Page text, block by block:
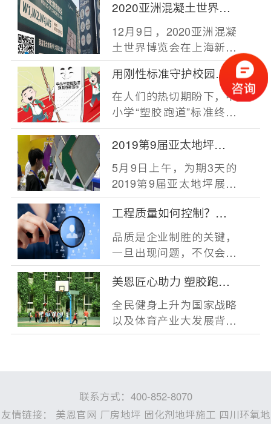
性能优异的环氧
2020亚洲混凝土世界博
12月9日，2020亚洲混凝
土世界博览会在上海新国
际博览中心准时拉开帷
幕。共有近600家参展
用刚性标准守护校园塑
在人们的热切期盼下，中
小学“塑胶跑道”标准终于
出台了。近日，由教育部
牵头组织制定
2019第9届亚太地坪展
5月9日上午，为期3天的
2019第9届亚太地坪展在
广州中国进出口商品交易
会展馆（广交会展馆
工程质量如何控制？美
品质是企业制胜的关键，
一旦出现问题，不仅会影
响公司的形象和名誉损
耗，还会失去客户
美恩匠心助力 塑胶跑道
全民健身上升为国家战略
以及体育产业大发展背景
下的政策利好让体育场馆
联系方式：400-852-8070
友情链接： 美恩官网 厂房地坪 固化剂地坪施工 四川环氧地